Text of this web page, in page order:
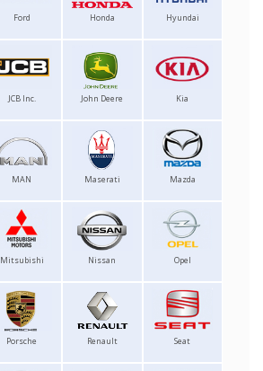
Ford Honda Hyundai
JCB Inc. John Deere Kia
MAN Maserati Mazda
Mitsubishi Nissan Opel
Porsche Renault Seat